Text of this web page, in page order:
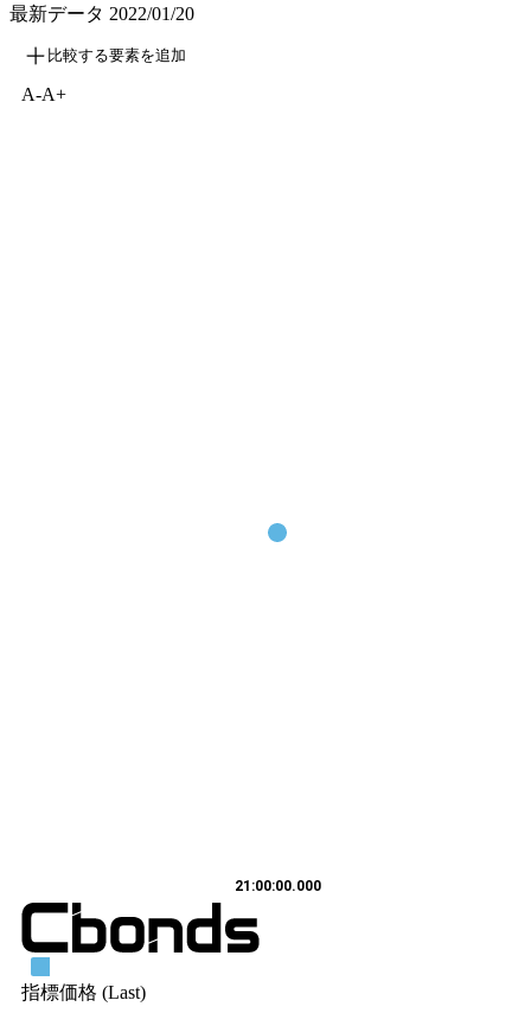
最新データ 2022/01/20
比較する要素を追加